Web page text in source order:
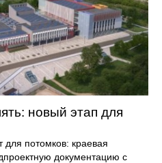
новый этап для
для потомков: краевая
документацию с